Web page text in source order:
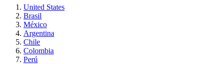
United States
Brasil
México
Argentina
Chile
Colombia
Perú